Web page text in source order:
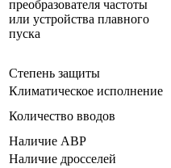
преобразователя частоты
или устройства плавного
пуска
Степень защиты
Климатическое исполнение
Количество вводов
Наличие АВР
Наличие дросселей